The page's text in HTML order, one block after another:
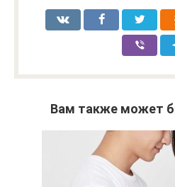
Вам также может